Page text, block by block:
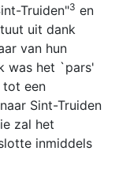
Truiden"3 en
uit dank
van hun
was het `pars'
tot een
Sint-Truiden
zal het
inmiddels